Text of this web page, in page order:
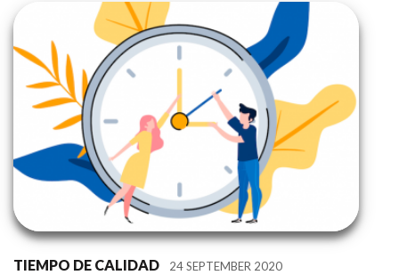
TIEMPO DE CALIDAD 24 SEPTEMBER 2020